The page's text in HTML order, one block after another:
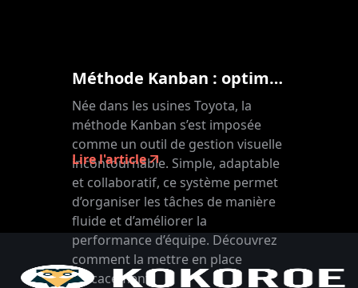
Méthode Kanban : optimisez votre flux de travail avec clarté et agilité
Née dans les usines Toyota, la
méthode Kanban s’est imposée
comme un outil de gestion visuelle
incontournable. Simple, adaptable
et collaboratif, ce système permet
d’organiser les tâches de manière
fluide et d’améliorer la
performance d’équipe. Découvrez
comment la mettre en place
efficacement.
Lire l'article